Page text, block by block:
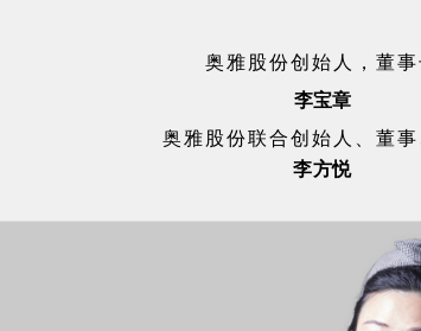
奥雅股份创始人，董事
李宝章
奥雅股份联合创始人、董
李方悦